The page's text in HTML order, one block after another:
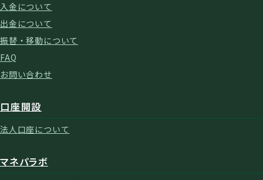
入金について
出金について
振替・移動について
FAQ
お問い合わせ
口座開設
法人口座について
マネパラボ